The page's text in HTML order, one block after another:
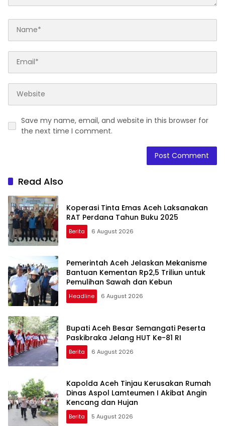
Save my name, email, and website in this browser for
the next time I comment.
Read Also
Koperasi Tinta Emas Aceh Laksanakan
RAT Perdana Tahun Buku 2025
Berita 6 August 2026
Pemerintah Aceh Jelaskan Mekanisme
Bantuan Kementan Rp2,5 Triliun untuk
Pemulihan Sawah dan Kebun
Headline 6 August 2026
Bupati Aceh Besar Semangati Peserta
Paskibraka Jelang HUT Ke-81 RI
Berita 6 August 2026
Kapolda Aceh Tinjau Kerusakan Rumah
Dinas Aspol Lamteumen I Akibat Angin
Kencang dan Hujan
Berita 5 August 2026